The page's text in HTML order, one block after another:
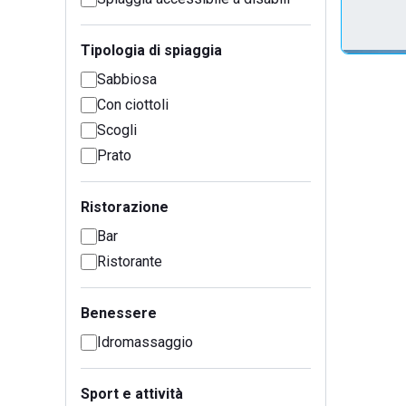
Tipologia di spiaggia
Sabbiosa
Con ciottoli
Scogli
Prato
Ristorazione
Bar
Ristorante
Benessere
Idromassaggio
Sport e attività